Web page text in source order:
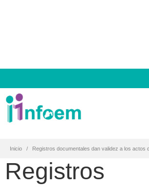
Inicio Registros documentales dan validez a los actos
Registros